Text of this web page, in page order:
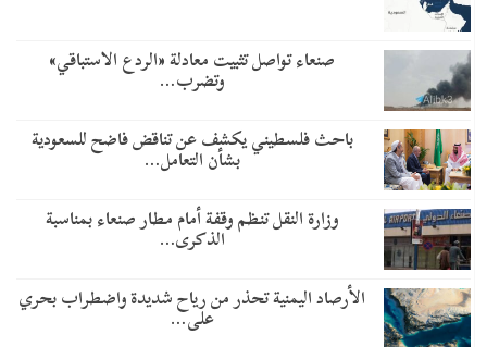
صنعاء تواصل تثبيت معادلة «الردع الاستباقي»
وتضرب…
باحث فلسطيني يكشف عن تناقض فاضح للسعودية
بشأن التعامل…
وزارة النقل تنظم وقفة أمام مطار صنعاء بمناسبة
الذكرى…
الأرصاد اليمنية تحذر من رياح شديدة واضطراب بحري
على…